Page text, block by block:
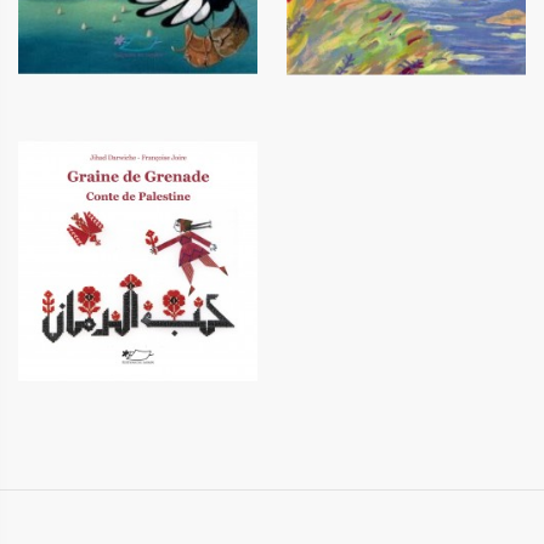
Graine de Grenade - conte de
Palestine
15,90 €